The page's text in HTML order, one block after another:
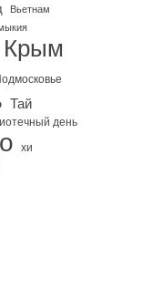
Вьетнам
Крым
Тай
день
хи